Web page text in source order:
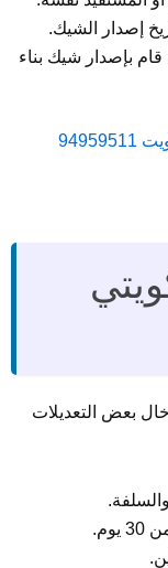
إصدار الشيك.
بإصدار شيك بناء
استشارات الاستثمار الجماعي الكويت 94959511
بعض التعديلات